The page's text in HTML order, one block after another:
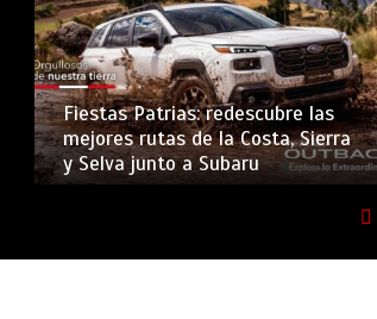
Fiestas Patrias: redescubre las
mejores rutas de la Costa, Sierra
y Selva junto a Subaru